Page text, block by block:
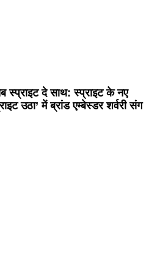
दे साथ: स्प्राइट के नए
उठा’ में ब्रांड एम्बेस्डर शर्वरी संग